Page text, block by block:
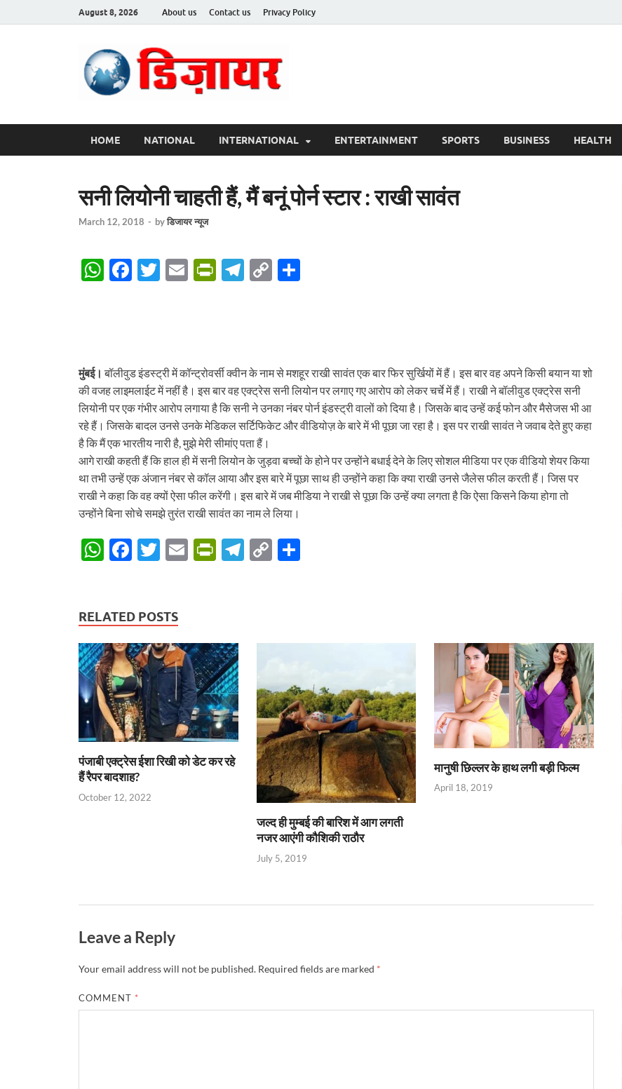
August 8, 2026 About us Contact us Privacy Policy
HOME NATIONAL INTERNATIONAL ENTERTAINMENT SPORTS BUSINESS HEALTH
सनी लियोनी चाहती हैं, मैं बनूं पोर्न स्टार : राखी सावंत
March 12, 2018 - byडिजायर न्यूज
W
p
p
F
o
k
T
E
P
ie
n
dl
y
T
a
m
C
Li
n
k
मुंबई। बॉलीवुड इंडस्ट्री में कॉन्ट्रोवर्सी क्वीन के नाम से मशहूर राखी सावंत एक बार फिर सुर्खियों में हैं। इस बार वह अपने किसी बयान या शो
की वजह लाइमलाईट में नहीं है। इस बार वह एक्ट्रेस सनी लियोन पर लगाए गए आरोप को लेकर चर्चे में हैं। राखी ने बॉलीवुड एक्ट्रेस सनी
लियोनी पर एक गंभीर आरोप लगाया है कि सनी ने उनका नंबर पोर्न इंडस्ट्री वालों को दिया है। जिसके बाद उन्हें कई फोन और मैसेजस भी आ
रहे हैं। जिसके बादल उनसे उनके मेडिकल सर्टिफिकेट और वीडियोज़ के बारे में भी पूछा जा रहा है। इस पर राखी सावंत ने जवाब देते हुए कहा
है कि मैं एक भारतीय नारी है, मुझे मेरी सीमांए पता हैं।
आगे राखी कहती हैं कि हाल ही में सनी लियोन के जुड़वा बच्चों के होने पर उन्होंने बधाई देने के लिए सोशल मीडिया पर एक वीडियो शेयर किया
था तभी उन्हें एक अंजान नंबर से कॉल आया और इस बारे में पूछा साथ ही उन्होंने कहा कि क्या राखी उनसे जैलेस फील करती हैं। जिस पर
राखी ने कहा कि वह क्यों ऐसा फील करेंगी। इस बारे में जब मीडिया ने राखी से पूछा कि उन्हें क्या लगता है कि ऐसा किसने किया होगा तो
उन्होंने बिना सोचे समझे तुरंत राखी सावंत का नाम ले लिया।
W
s
A
p
p
F
b
o
o
k
T
er
E
P
ie
n
dl
y
T
C
Li
k
RELATED POSTS
पंजाबी एक्ट्रेस ईशा रिखी को डेट कर रहे
हैं रैपर बादशाह?
October 12, 2022
जल्द ही मुम्बई की बारिश में आग लगती
नजर आएंगी कौशिकी राठौर
July 5, 2019
मानुषी छिल्लर के हाथ लगी बड़ी फिल्म
April 18, 2019
Leave a Reply
Your email address will not be published. Required fields are marked *
COMMENT *